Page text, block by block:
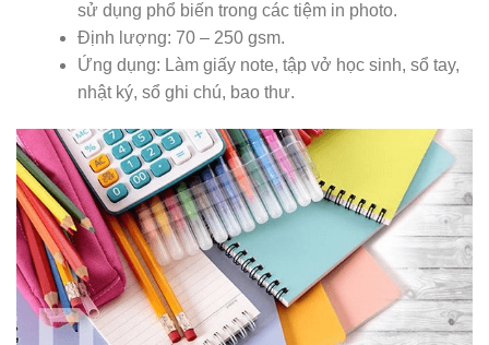
sử dụng phổ biến trong các tiệm in photo.
Định lượng: 70 – 250 gsm.
Ứng dụng: Làm giấy note, tập vở học sinh, sổ tay,
nhật ký, sổ ghi chú, bao thư.